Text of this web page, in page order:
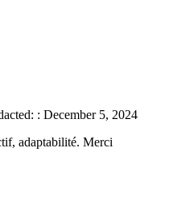
: December 5, 2024
adaptabilité. Merci